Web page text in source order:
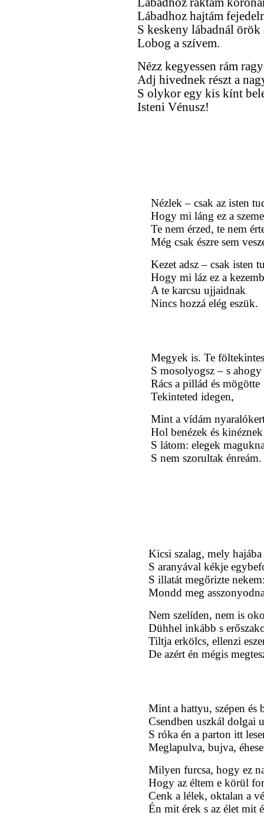
Lábadhoz hajtám
S keskeny lábadnál örök
Lobog a szívem.
Nézz kegyessen rám
Adj hivednek részt a
S olykor egy kis kínt
Isteni Vénusz!
Nézlek – csak az isten
Hogy mi láng ez a
Te nem érzed, te nem
Még csak észre sem
Kezet adsz – csak isten
Hogy mi láz ez a
A te karcsu ujjaidnak
Nincs hozzá elég eszük.
Megyek is. Te
S mosolyogsz – s ahogy
Rács a pillád és mögötte
Tekinteted idegen,
Mint a vídám
Hol benézek és kinéznek
S látom: elegek
S nem szorultak énreám.
Kicsi szalag, mely
S aranyával kékje
S illatát megőrizte
Mondd meg
Nem szelíden, nem is
Dühhel inkább s
Tiltja erkölcs, ellenzi
De azért én mégis
Mint a hattyu, szépen és
Csendben uszkál dolgai
S róka én a parton itt
Meglapulva, bujva,
Milyen furcsa, hogy ez
Hogy az éltem e körül
Cenk a lélek, oktalan a
Én mit érek s az élet mit